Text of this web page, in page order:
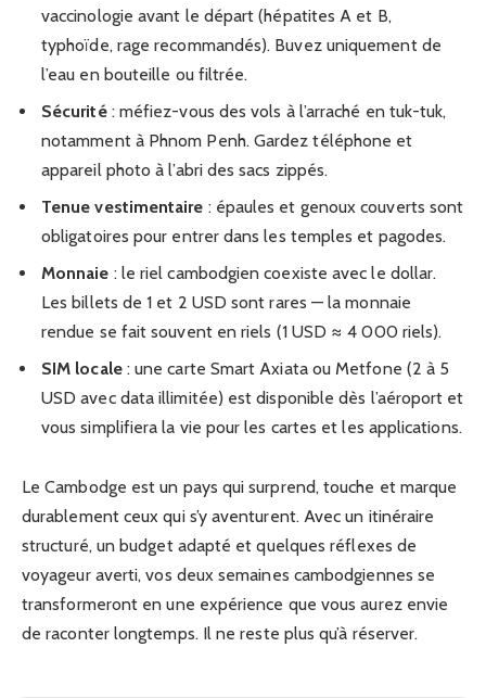
vaccinologie avant le départ (hépatites A et B,
typhoïde, rage recommandés). Buvez uniquement de
l’eau en bouteille ou filtrée.
Sécurité: méfiez-vous des vols à l’arraché en tuk-tuk,
notamment à Phnom Penh. Gardez téléphone et
appareil photo à l’abri des sacs zippés.
Tenue vestimentaire : épaules et genoux couverts sont
obligatoires pour entrer dans les temples et pagodes.
Monnaie : le riel cambodgien coexiste avec le dollar.
Les billets de 1 et 2 USD sont rares — la monnaie
rendue se fait souvent en riels (1 USD ≈ 4 000 riels).
SIM locale: une carte Smart Axiata ou Metfone (2 à 5
USD avec data illimitée) est disponible dès l’aéroport et
vous simplifiera la vie pour les cartes et les applications.
Le Cambodge est un pays qui surprend, touche et marque
durablement ceux qui s’y aventurent. Avec un itinéraire
structuré, un budget adapté et quelques réflexes de
voyageur averti, vos deux semaines cambodgiennes se
transformeront en une expérience que vous aurez envie
de raconter longtemps. Il ne reste plus qu’à réserver.